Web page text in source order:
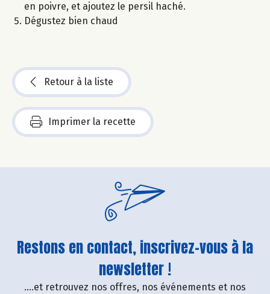
en poivre, et ajoutez le persil haché.
Dégustez bien chaud
Retour à la liste
Imprimer la recette
Restons en contact, inscrivez-vous à la
newsletter !
....et retrouvez nos offres, nos événements et nos